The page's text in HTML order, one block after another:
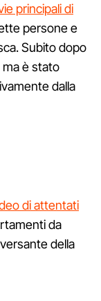
principali di
persone e
Subito dopo
ma è stato
dalla
di attentati
da
della